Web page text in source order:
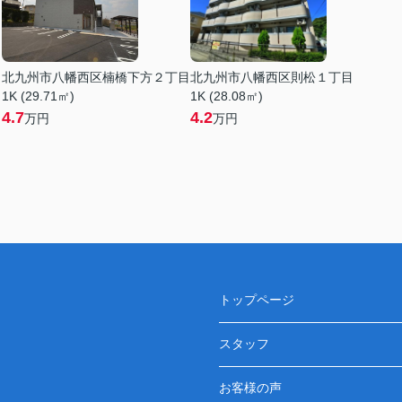
北九州市八幡西区楠橋下方２丁目
1K (29.71㎡)
4.7万円
北九州市八幡西区則松１丁目
1K (28.08㎡)
4.2万円
トップページ
スタッフ
お客様の声